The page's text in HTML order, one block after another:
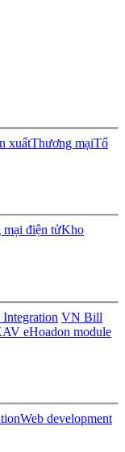
xuấtThương mạiTổ
mại điện tửKho
Integration VN Bill
eHoadon module
Web development